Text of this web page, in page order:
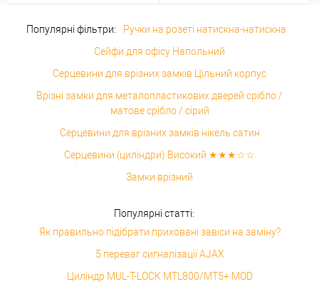
Популярні фільтри:
Ручки на розеті натискна-натискна
Сейфи для офісу Напольний
Серцевини для врізних замків Цільний корпус
Врізні замки для металопластикових дверей срібло /
матове срібло / сірий
Серцевини для врізних замків нікель сатин
Серцевини (циліндри) Високий ★★★☆☆
Замки врізний
Популярні статті:
Як правильно підібрати приховані завіси на заміну?
5 переваг сигналізації AJAX
Циліндр MUL-T-LOCK MTL800/MT5+ MOD